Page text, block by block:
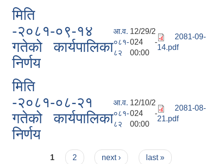
मिति
-२०८१-०९-१४
गतेको कार्यपालिका
निर्णय
आ.व.
०८१-
८२
12/29/2
024 -
00:00
2081-09-
14.pdf
मिति
-२०८१-०८-२१
गतेको कार्यपालिका
निर्णय
आ.व.
०८१-
८२
12/10/2
024 -
00:00
2081-08-
21.pdf
Pages
1 2 next › last »